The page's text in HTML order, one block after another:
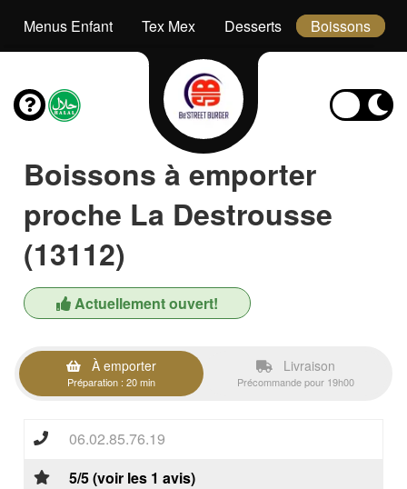
Menus Enfant Tex Mex Desserts Boissons
Boissons à emporter
proche La Destrousse
(13112)
Actuellement ouvert!
À emporter
Préparation : 20 min
Livraison
Précommande pour 19h00
06.02.85.76.19
5/5 (voir les 1 avis)